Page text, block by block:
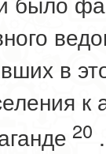
в
к
20 .